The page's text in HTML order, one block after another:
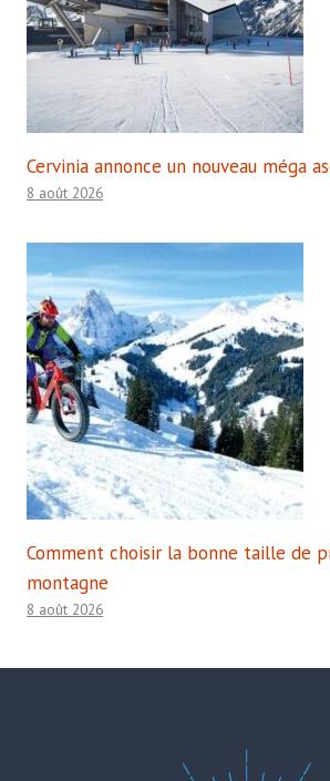
Cervinia annonce un nouveau méga
8 août 2026
Comment choisir la bonne taille de
montagne
8 août 2026